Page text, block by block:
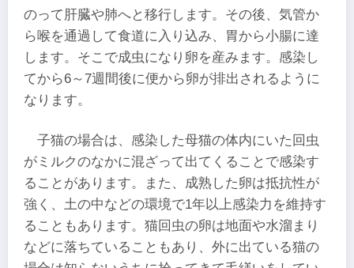
のって肝臓や肺へと移行します。その後、気管か
ら喉を通過して食道に入り込み、胃から小腸に達
します。そこで成虫になり卵を産みます。感染し
てから6～7週間後に便から卵が排出されるように
なります。
子猫の場合は、感染した母猫の体内にいた回虫
がミルクのなかに混ざって出てくることで感染す
ることがあります。また、成熟した卵は抵抗性が
強く、土の中などの環境で1年以上感染力を維持す
ることもあります。猫回虫の卵は地面や水溜まり
などに落ちていることもあり、外に出ている猫の